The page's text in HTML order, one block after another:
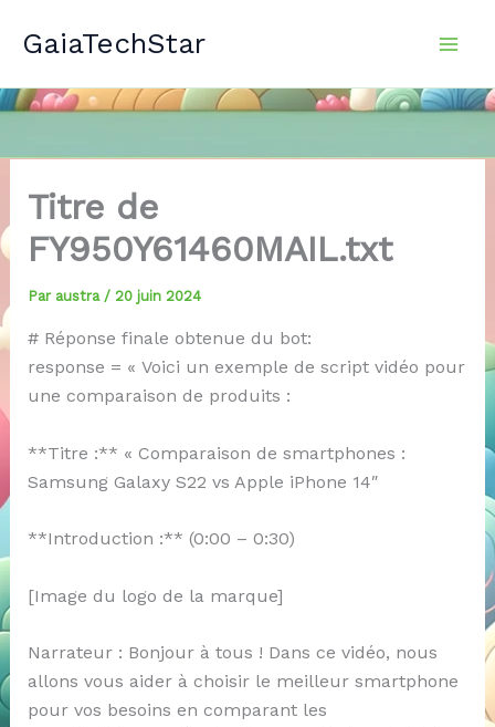
GaiaTechStar
Titre de
FY950Y61460MAIL.txt
Par austra / 20 juin 2024
# Réponse finale obtenue du bot:
response = « Voici un exemple de script vidéo pour
une comparaison de produits :
**Titre :** « Comparaison de smartphones :
Samsung Galaxy S22 vs Apple iPhone 14″
**Introduction :** (0:00 – 0:30)
[Image du logo de la marque]
Narrateur : Bonjour à tous ! Dans ce vidéo, nous
allons vous aider à choisir le meilleur smartphone
pour vos besoins en comparant les